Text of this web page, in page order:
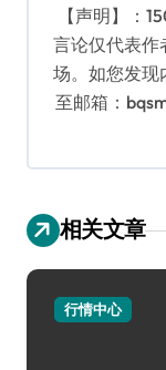
【声明】：
言论仅代表作
场。如您发现
至邮箱：
相关文章
行情中心